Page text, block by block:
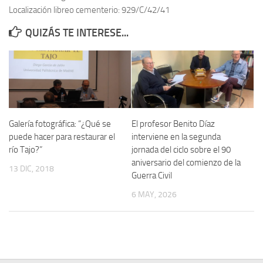
Memoria Histórica
Investigación previa de la represión en Talavera de la Reina (1937-
1947).
Informe Represión en Toledo 1936-1947 | Buscador
Informe de la fosa de abril de 1939 de Tembleque
Enciclopedia Republicana
Militantes históricos IR
Personajes republicanos
Izquierda Republicana. Agrupaciones y Militantes (1934-1939)
Localización libreo cementerio: 929/C/42/41
QUIZÁS TE INTERESE...
Galería fotográfica: “¿Qué se
puede hacer para restaurar el
río Tajo?”
13 DIC, 2018
El profesor Benito Díaz
interviene en la segunda
jornada del ciclo sobre el 90
aniversario del comienzo de la
Guerra Civil
6 MAY, 2026